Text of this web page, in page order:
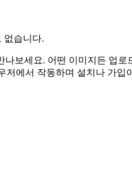
없습니다.
보세요. 어떤 이미지든 업
에서 작동하며 설치나 가입